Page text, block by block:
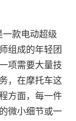
一款电动超级
组成的年轻团
项需要大量技
，在摩托车这
方面，每一件
微小细节或一